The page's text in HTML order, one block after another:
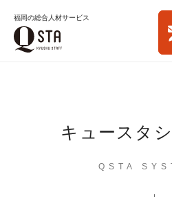
福岡の総合人材サービス
キュースタ
QSTA